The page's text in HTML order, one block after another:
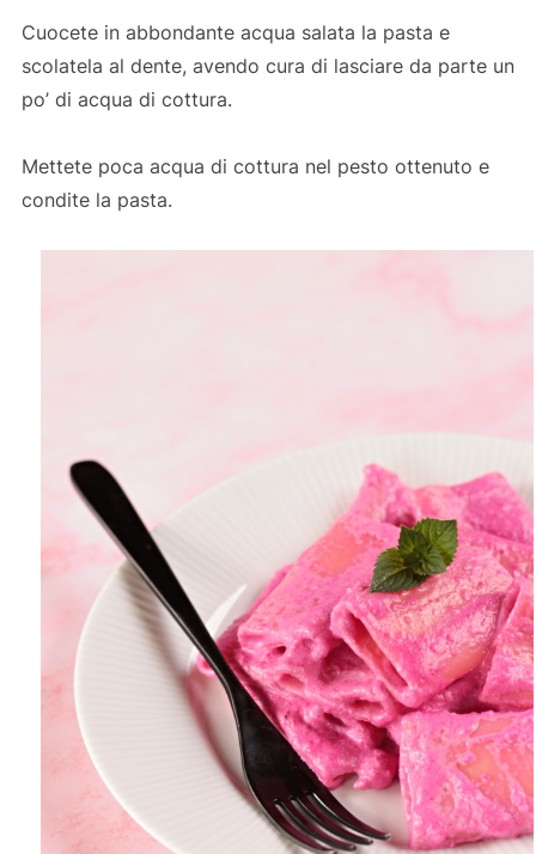
Cuocete in abbondante acqua salata la pasta e
scolatela al dente, avendo cura di lasciare da parte un
po’ di acqua di cottura.
Mettete poca acqua di cottura nel pesto ottenuto e
condite la pasta.